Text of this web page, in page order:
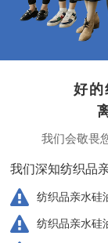
好的
我们会敬畏
我们深知纺织品
纺织品亲水硅
纺织品亲水硅